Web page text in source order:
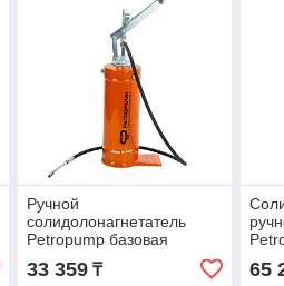
Ручной
солидолонагнетатель
Petropump базовая
версия 150бар 8кг
PP210011
33 359₸ 65